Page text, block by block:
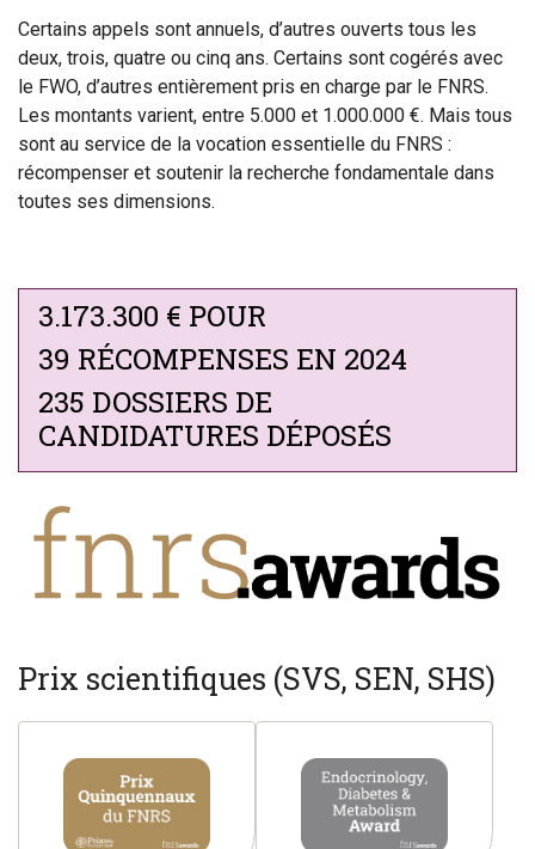
Certains appels sont annuels, d’autres ouverts tous les
deux, trois, quatre ou cinq ans. Certains sont cogérés avec
le FWO, d’autres entièrement pris en charge par le FNRS.
Les montants varient, entre 5.000 et 1.000.000 €. Mais tous
sont au service de la vocation essentielle du FNRS :
récompenser et soutenir la recherche fondamentale dans
toutes ses dimensions.
3.173.300 € POUR
39 RÉCOMPENSES EN 2024
235 DOSSIERS DE
CANDIDATURES DÉPOSÉS
Prix scientifiques (SVS, SEN, SHS)